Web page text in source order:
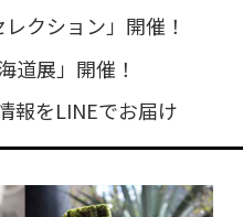
クション」開催！
道展」開催！
報をLINEでお届け